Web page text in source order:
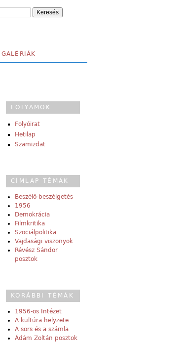
GALÉRIÁK
FOLYAMOK
Folyóirat
Hetilap
Szamizdat
CÍMLAP TÉMÁK
Beszélő-beszélgetés
1956
Demokrácia
Filmkritika
Szociálpolitika
Vajdasági viszonyok
Révész Sándor
posztok
KORÁBBI TÉMÁK
1956-os Intézet
A kultúra helyzete
A sors és a számla
Ádám Zoltán posztok